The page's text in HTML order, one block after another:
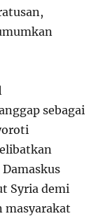
sebagai
Syria demi
masyarakat